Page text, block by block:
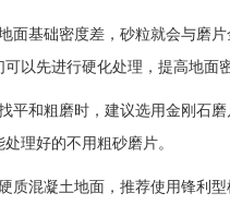
地面基础密度差，砂粒就会与磨
以先进行硬化处理，提高地面
找平和粗磨时，建议选用金刚石
理好的不用粗砂磨片。
硬质混凝土地面，推荐使用锋利